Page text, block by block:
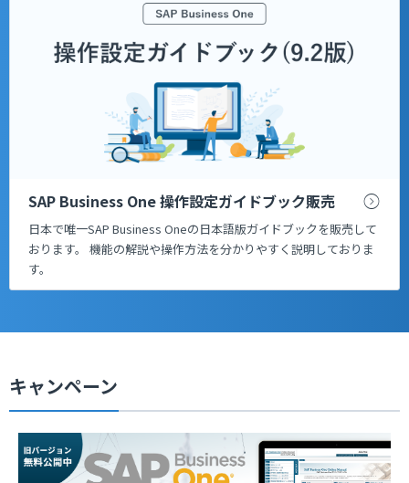
SAP Business One 操作設定ガイドブック販売
日本で唯一SAP Business Oneの日本語版ガイドブックを販売して
おります。 機能の解説や操作方法を分かりやすく説明しておりま
す。
キャンペーン